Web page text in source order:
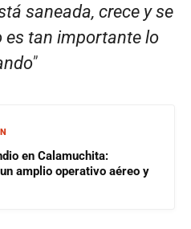
saneada, crece y se
es tan importante lo
”
en Calamuchita:
amplio operativo aéreo y